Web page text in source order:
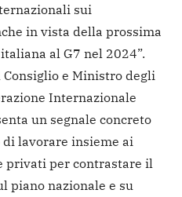
sui
in vista della prossima
al G7 nel 2024”.
e Ministro degli
Internazionale
un segnale concreto
lavorare insieme ai
per contrastare il
piano nazionale e su